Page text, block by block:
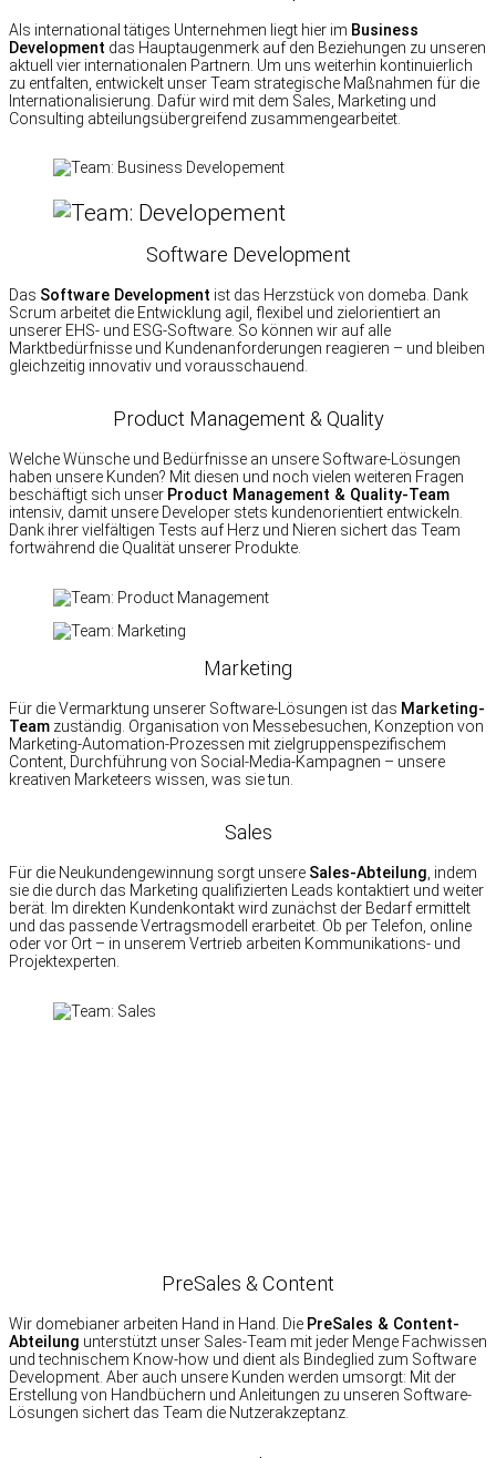
Als international tätiges Unternehmen liegt hier im Business
Development das Hauptaugenmerk auf den Beziehungen zu unseren
aktuell vier internationalen Partnern. Um uns weiterhin kontinuierlich
zu entfalten, entwickelt unser Team strategische Maßnahmen für die
Internationalisierung. Dafür wird mit dem Sales, Marketing und
Consulting abteilungsübergreifend zusammengearbeitet.
Software Development
Das Software Development ist das Herzstück von domeba. Dank
Scrum arbeitet die Entwicklung agil, flexibel und zielorientiert an
unserer EHS- und ESG-Software. So können wir auf alle
Marktbedürfnisse und Kundenanforderungen reagieren – und bleiben
gleichzeitig innovativ und vorausschauend.
Product Management & Quality
Welche Wünsche und Bedürfnisse an unsere Software-Lösungen
haben unsere Kunden? Mit diesen und noch vielen weiteren Fragen
beschäftigt sich unser Product Management & Quality-Team
intensiv, damit unsere Developer stets kundenorientiert entwickeln.
Dank ihrer vielfältigen Tests auf Herz und Nieren sichert das Team
fortwährend die Qualität unserer Produkte.
Marketing
Für die Vermarktung unserer Software-Lösungen ist das Marketing-
Team zuständig. Organisation von Messebesuchen, Konzeption von
Marketing-Automation-Prozessen mit zielgruppenspezifischem
Content, Durchführung von Social-Media-Kampagnen – unsere
kreativen Marketeers wissen, was sie tun.
Sales
Für die Neukundengewinnung sorgt unsere Sales-Abteilung, indem
sie die durch das Marketing qualifizierten Leads kontaktiert und weiter
berät. Im direkten Kundenkontakt wird zunächst der Bedarf ermittelt
und das passende Vertragsmodell erarbeitet. Ob per Telefon, online
oder vor Ort – in unserem Vertrieb arbeiten Kommunikations- und
Projektexperten.
PreSales & Content
Wir domebianer arbeiten Hand in Hand. Die PreSales & Content-
Abteilung unterstützt unser Sales-Team mit jeder Menge Fachwissen
und technischem Know-how und dient als Bindeglied zum Software
Development. Aber auch unsere Kunden werden umsorgt: Mit der
Erstellung von Handbüchern und Anleitungen zu unseren Software-
Lösungen sichert das Team die Nutzerakzeptanz.